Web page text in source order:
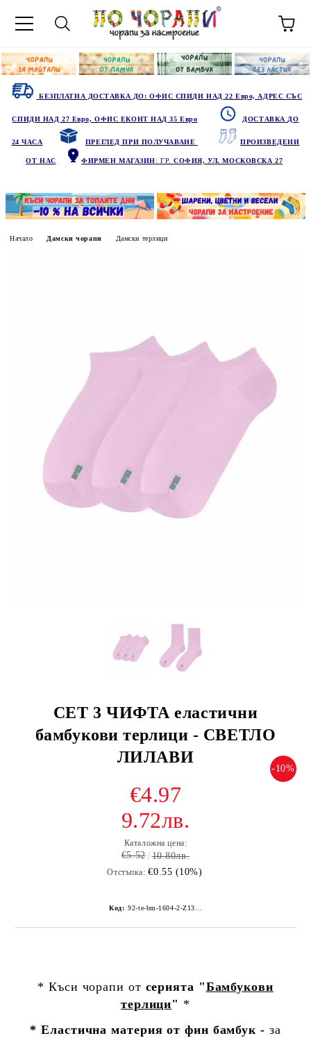
БЕЗПЛАТНА ДОСТАВКА ДО: ОФИС СПИДИ НАД 22 Евро, АДРЕС СЪС
СПИДИ НАД 27 Евро, ОФИС ЕКОНТ НАД 35 Евро ДОСТАВКА ДО
24 ЧАСА ПРЕГЛЕД ПРИ ПОЛУЧАВАНЕ ПРОИЗВЕДЕНИ
ОТ НАС ФИРМЕН МАГАЗИН: ГР.СОФИЯ, УЛ. МОСКОВСКА 27
Начало Дамски чорапи Дамски терлици
СЕТ 3 ЧИФТА еластични
бамбукови терлици - СВЕТЛО
ЛИЛАВИ
-10%
€4.97
9.72лв.
Каталожна цена:
€5.52 10.80лв.
Отстъпка: €0.55 (10%)
Код: 92-te-bm-1604-2-Z135Z-
* Къси чорапи от серията "Бамбукови
терлици" *
* Еластична материя от фин бамбук - за